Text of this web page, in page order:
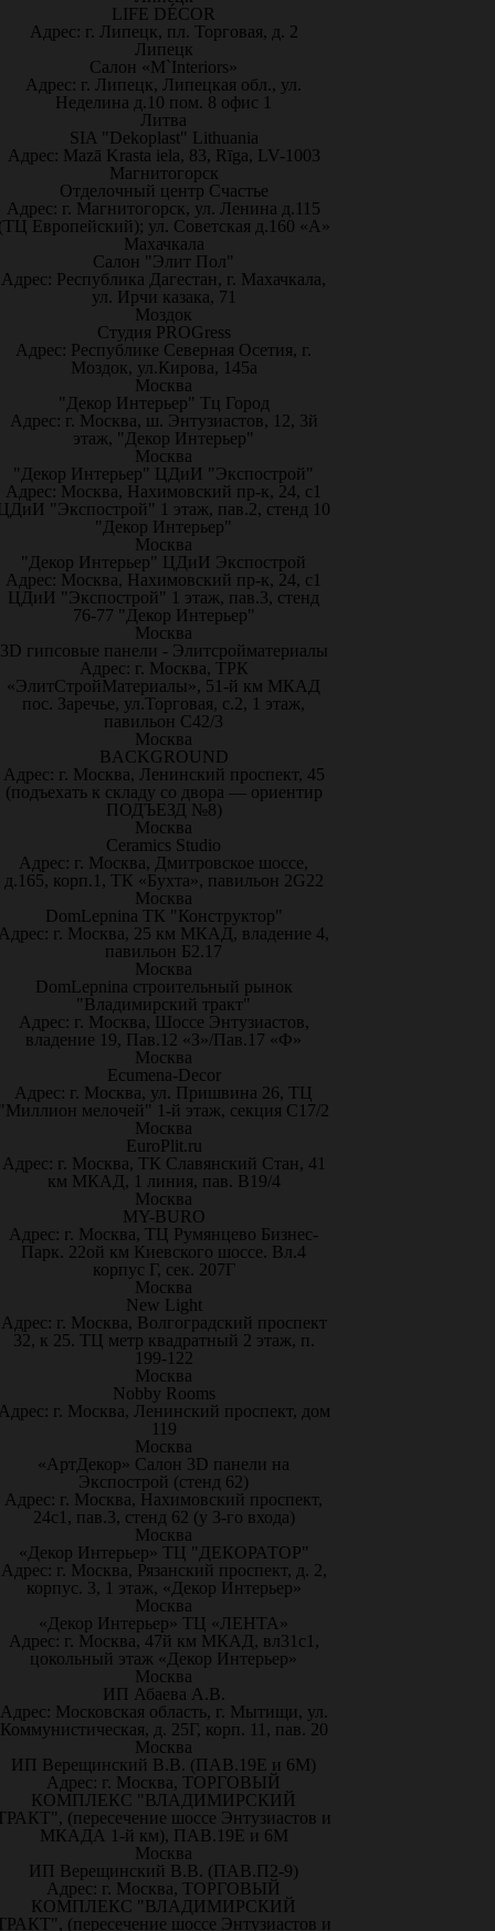
LIFE DÉCOR
Адрес: г. Липецк, пл. Торговая, д. 2
Липецк
Салон «M`Interiors»
Адрес: г. Липецк, Липецкая обл., ул.
Неделина д.10 пом. 8 офис 1
Литва
SIA "Dekoplast" Lithuania
Адрес: Mazā Krasta iela, 83, Rīga, LV-1003
Магнитогорск
Отделочный центр Счастье
Адрес: г. Магнитогорск, ул. Ленина д.115
Европейский); ул. Советская д.160 «А»
Махачкала
Салон "Элит Пол"
Адрес: Республика Дагестан, г. Махачкала,
ул. Ирчи казака, 71
Моздок
Студия PROGress
Адрес: Республике Северная Осетия, г.
Моздок, ул.Кирова, 145а
Москва
"Декор Интерьер" Тц Город
Адрес: г. Москва, ш. Энтузиастов, 12, 3й
этаж, "Декор Интерьер"
Москва
"Декор Интерьер" ЦДиИ "Экспострой"
Адрес: Москва, Нахимовский пр-к, 24, с1
"Экспострой" 1 этаж, пав.2, стенд 10
"Декор Интерьер"
Москва
"Декор Интерьер" ЦДиИ Экспострой
Адрес: Москва, Нахимовский пр-к, 24, с1
ЦДиИ "Экспострой" 1 этаж, пав.3, стенд
76-77 "Декор Интерьер"
Москва
3D гипсовые панели - Элитсройматериалы
Адрес: г. Москва, ТРК
«ЭлитСтройМатериалы», 51-й км МКАД
пос. Заречье, ул.Торговая, с.2, 1 этаж,
павильон С42/3
Москва
BACKGROUND
Адрес: г. Москва, Ленинский проспект, 45
(подъехать к складу со двора — ориентир
ПОДЪЕЗД №8)
Москва
Ceramics Studio
Адрес: г. Москва, Дмитровское шоссе,
д.165, корп.1, ТК «Бухта», павильон 2G22
Москва
DomLepnina ТК "Конструктор"
г. Москва, 25 км МКАД, владение 4,
павильон Б2.17
Москва
DomLepnina строительный рынок
"Владимирский тракт"
Адрес: г. Москва, Шоссе Энтузиастов,
владение 19, Пав.12 «З»/Пав.17 «Ф»
Москва
Ecumena-Decor
Адрес: г. Москва, ул. Пришвина 26, ТЦ
мелочей" 1-й этаж, секция С17/2
Москва
EuroPlit.ru
Адрес: г. Москва, ТК Славянский Стан, 41
км МКАД, 1 линия, пав. В19/4
Москва
MY-BURO
Адрес: г. Москва, ТЦ Румянцево Бизнес-
Парк. 22ой км Киевского шоссе. Вл.4
корпус Г, сек. 207Г
Москва
New Light
Адрес: г. Москва, Волгоградский проспект
32, к 25. ТЦ метр квадратный 2 этаж, п.
199-122
Москва
Nobby Rooms
г. Москва, Ленинский проспект, дом
119
Москва
«АртДекор» Салон 3D панели на
Экспострой (стенд 62)
Адрес: г. Москва, Нахимовский проспект,
24с1, пав.3, стенд 62 (у 3-го входа)
Москва
«Декор Интерьер» ТЦ "ДЕКОРАТОР"
Адрес: г. Москва, Рязанский проспект, д. 2,
корпус. 3, 1 этаж, «Декор Интерьер»
Москва
«Декор Интерьер» ТЦ «ЛЕНТА»
Адрес: г. Москва, 47й км МКАД, вл31с1,
цокольный этаж «Декор Интерьер»
Москва
ИП Абаева А.В.
Адрес: Московская область, г. Мытищи, ул.
Коммунистическая, д. 25Г, корп. 11, пав. 20
Москва
ИП Верещинский В.В. (ПАВ.19Е и 6М)
Адрес: г. Москва, ТОРГОВЫЙ
КОМПЛЕКС "ВЛАДИМИРСКИЙ
(пересечение шоссе Энтузиастов и
МКАДА 1-й км), ПАВ.19Е и 6М
Москва
ИП Верещинский В.В. (ПАВ.П2-9)
Адрес: г. Москва, ТОРГОВЫЙ
КОМПЛЕКС "ВЛАДИМИРСКИЙ
(пересечение шоссе Энтузиастов и